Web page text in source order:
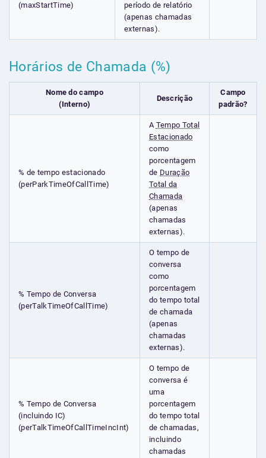
(maxStartTime)
período de relatório
(apenas chamadas
externas).
Horários de Chamada (%)
Nome do campo
(Interno)
Descrição
Campo
padrão?
% de tempo estacionado
(perParkTimeOfCallTime)
A Tempo Total
Estacionado
como
porcentagem
de Duração
Total da
Chamada
(apenas
chamadas
externas).
% Tempo de Conversa
(perTalkTimeOfCallTime)
O tempo de
conversa
como
porcentagem
do tempo total
de chamada
(apenas
chamadas
externas).
% Tempo de Conversa
(incluindo IC)
(perTalkTimeOfCallTimeIncInt)
O tempo de
conversa é
uma
porcentagem
do tempo total
de chamadas,
incluindo
chamadas